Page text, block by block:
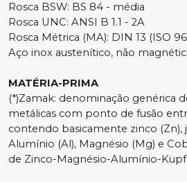
Rosca BSW: BS 84 - média
Rosca UNC: ANSI B 1.1 - 2A
Rosca Métrica (MA): DIN 13 (ISO
Aço inox austenítico, não
MATÉRIA-PRIMA
(*)Zamak: denominação genérica
metálicas com ponto de fusão
contendo basicamente zinco
Alumínio (Al), Magnésio (Mg) e
de Zinco-Magnésio-Alumínio-